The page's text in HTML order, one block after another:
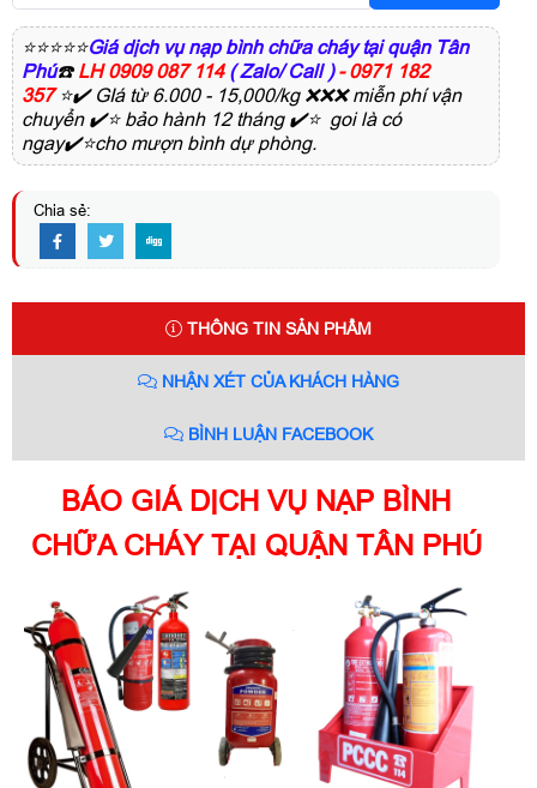
⭐⭐⭐⭐⭐Giá dịch vụ nạp bình chữa cháy tại quận Tân
Phú☎️ LH 0909 087 114 ( Zalo/ Call )- 0971 182
357⭐✔️ GIá từ 6.000 - 15,000/kg ❌❌❌ miễn phí vận
chuyển ✔️⭐ bảo hành 12 tháng ✔️⭐ goi là có
ngay✔️⭐cho mượn bình dự phòng.
Chia sẻ:
THÔNG TIN SẢN PHẨM
NHẬN XÉT CỦA KHÁCH HÀNG
BÌNH LUẬN FACEBOOK
BÁO GIÁ DỊCH VỤ NẠP BÌNH
CHỮA CHÁY TẠI QUẬN TÂN PHÚ